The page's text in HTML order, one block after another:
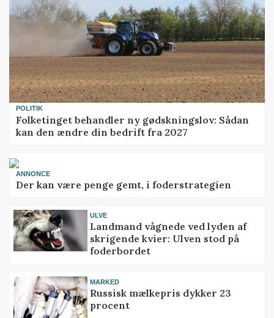
POLITIK
Folketinget behandler ny gødskningslov: Sådan
kan den ændre din bedrift fra 2027
ANNONCE
Der kan være penge gemt, i foderstrategien
ULVE
Landmand vågnede ved lyden af
skrigende kvier: Ulven stod på
foderbordet
MARKED
Russisk mælkepris dykker 23
procent